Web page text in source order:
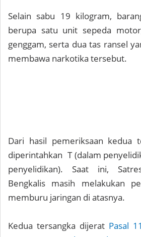
Selain sabu 19 kilogram,
berupa satu unit sepeda
genggam, serta dua tas ransel
membawa narkotika tersebut.
Dari hasil pemeriksaan kedua
diperintahkan T (dalam
penyelidikan). Saat ini,
Bengkalis masih melakukan
memburu jaringan di atasnya.
Kedua tersangka dijerat Pasal